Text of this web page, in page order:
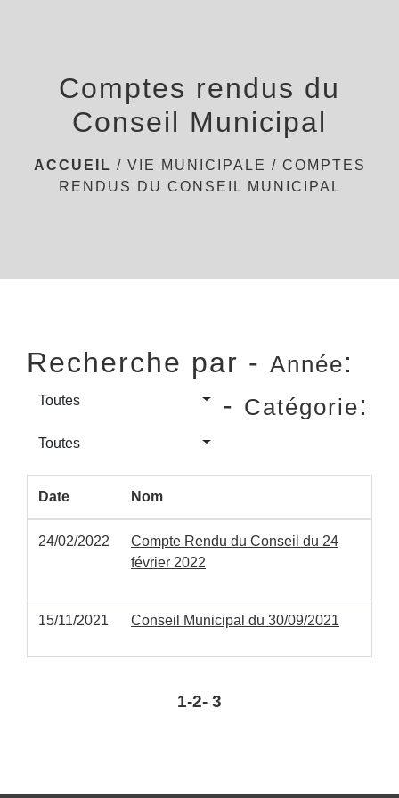
Comptes rendus du
Conseil Municipal
ACCUEIL / VIE MUNICIPALE / COMPTES
RENDUS DU CONSEIL MUNICIPAL
Recherche par - Année:
Toutes - Catégorie:
Toutes
Date Nom
24/02/2022
Compte Rendu du Conseil du 24
février 2022
15/11/2021 Conseil Municipal du 30/09/2021
1-2- 3